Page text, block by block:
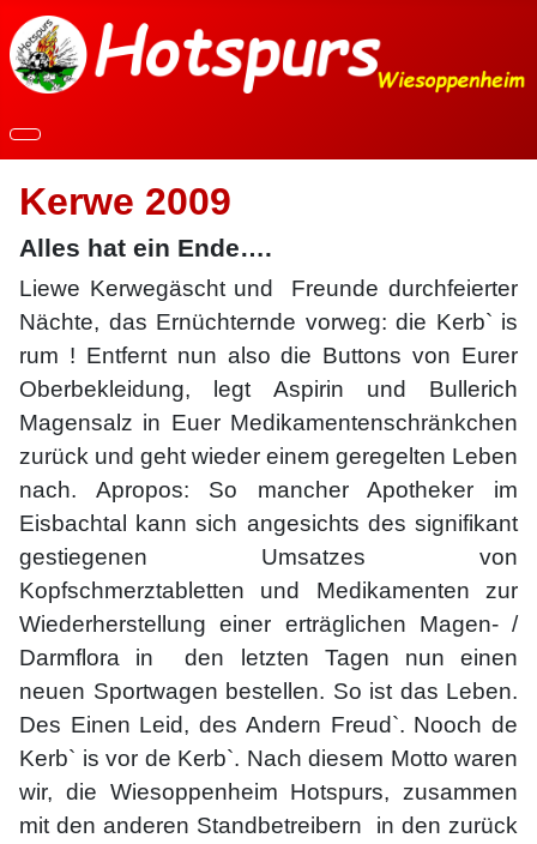
Kerwe 2009
Alles hat ein Ende….
Liewe Kerwegäscht und Freunde durchfeierter
Nächte, das Ernüchternde vorweg: die Kerb` is
rum ! Entfernt nun also die Buttons von Eurer
Oberbekleidung, legt Aspirin und Bullerich
Magensalz in Euer Medikamentenschränkchen
zurück und geht wieder einem geregelten Leben
nach. Apropos: So mancher Apotheker im
Eisbachtal kann sich angesichts des signifikant
gestiegenen Umsatzes von
Kopfschmerztabletten und Medikamenten zur
Wiederherstellung einer erträglichen Magen- /
Darmflora in den letzten Tagen nun einen
neuen Sportwagen bestellen. So ist das Leben.
Des Einen Leid, des Andern Freud`. Nooch de
Kerb` is vor de Kerb`. Nach diesem Motto waren
wir, die Wiesoppenheim Hotspurs, zusammen
mit den anderen Standbetreibern in den zurück